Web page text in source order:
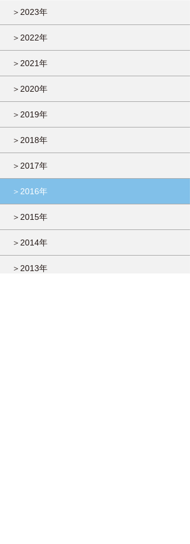
＞2023年
＞2022年
＞2021年
＞2020年
＞2019年
＞2018年
＞2017年
＞2016年
＞2015年
＞2014年
＞2013年